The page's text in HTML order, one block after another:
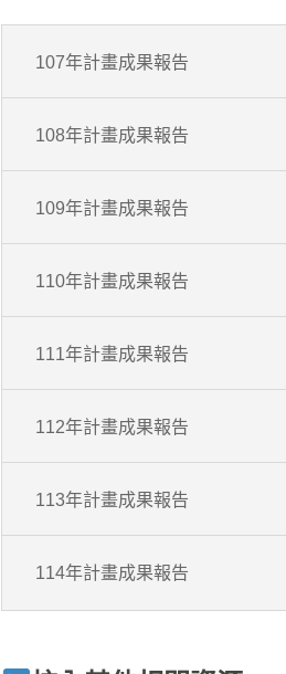
107年計畫成果報告
108年計畫成果報告
109年計畫成果報告
110年計畫成果報告
111年計畫成果報告
112年計畫成果報告
113年計畫成果報告
114年計畫成果報告